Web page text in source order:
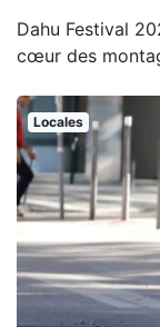
Dahu Festival
cœur des
Locales